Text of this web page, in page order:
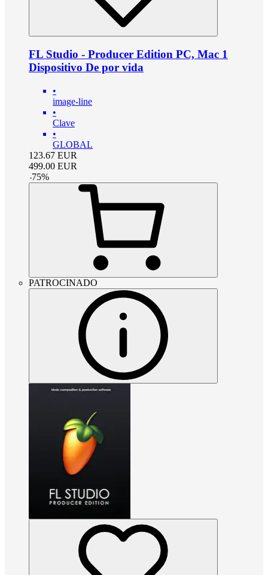
FL Studio - Producer Edition PC, Mac 1
Dispositivo De por vida
•
image-line
•
Clave
•
GLOBAL
123.67 EUR
499.00 EUR
-75%
PATROCINADO